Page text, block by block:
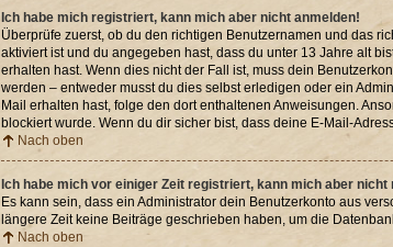
Ich habe mich registriert, kann mich aber nicht anmelden!
Überprüfe zuerst, ob du den richtigen Benutzernamen und das
aktiviert ist und du angegeben hast, dass du unter 13 Jahre alt
erhalten hast. Wenn dies nicht der Fall ist, muss dein
werden – entweder musst du dies selbst erledigen oder ein
Mail erhalten hast, folge den dort enthaltenen Anweisungen.
blockiert wurde. Wenn du dir sicher bist, dass deine E-Mail-
Nach oben
Ich habe mich vor einiger Zeit registriert, kann mich aber nicht
Es kann sein, dass ein Administrator dein Benutzerkonto aus
längere Zeit keine Beiträge geschrieben haben, um die
Nach oben